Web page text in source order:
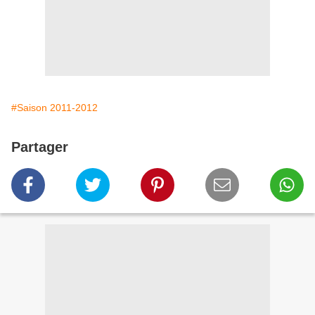
#Saison 2011-2012
Partager